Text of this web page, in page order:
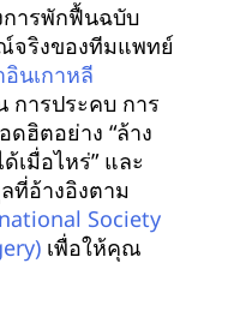
ารพักฟื้นฉบับ
จริงของทีมแพทย์
นเกาหลี
การประคบ การ
ฮิตอย่าง “ล้าง
เมื่อไหร่” และ
ที่อ้างอิงตาม
Society
เพื่อให้คุณ